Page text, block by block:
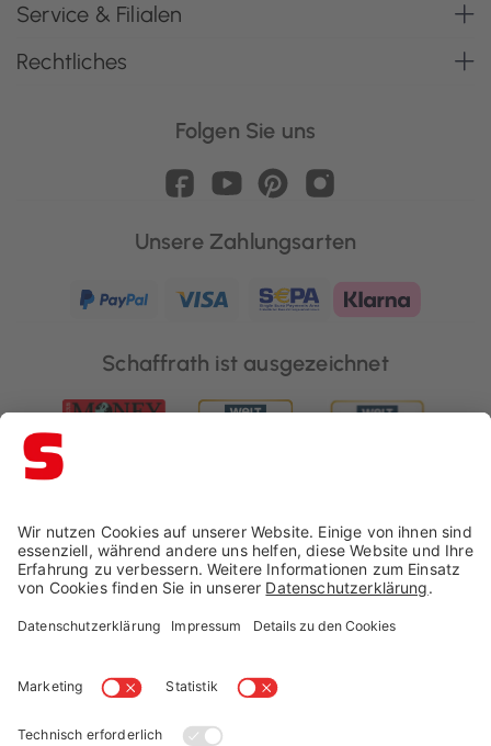
Service & Filialen
Rechtliches
Folgen Sie uns
Unsere Zahlungsarten
Schaffrath ist ausgezeichnet